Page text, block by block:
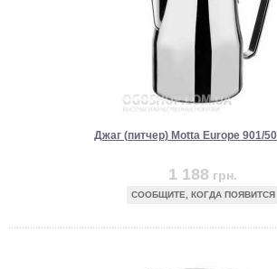
Джаг (питчер) Motta Europe 901/
1 188 грн.
СООБЩИТЕ, КОГДА ПОЯВИТСЯ